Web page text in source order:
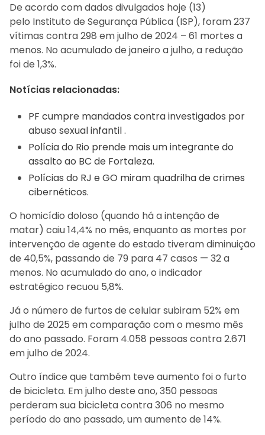
De acordo com dados divulgados hoje (13)
pelo Instituto de Segurança Pública (ISP), foram 237
vítimas contra 298 em julho de 2024 – 61 mortes a
menos. No acumulado de janeiro a julho, a redução
foi de 1,3%.
Notícias relacionadas:
PF cumpre mandados contra investigados por
abuso sexual infantil .
Polícia do Rio prende mais um integrante do
assalto ao BC de Fortaleza.
Polícias do RJ e GO miram quadrilha de crimes
cibernéticos.
O homicídio doloso (quando há a intenção de
matar) caiu 14,4% no mês, enquanto as mortes por
intervenção de agente do estado tiveram diminuição
de 40,5%, passando de 79 para 47 casos — 32 a
menos. No acumulado do ano, o indicador
estratégico recuou 5,8%.
Já o número de furtos de celular subiram 52% em
julho de 2025 em comparação com o mesmo mês
do ano passado. Foram 4.058 pessoas contra 2.671
em julho de 2024.
Outro índice que também teve aumento foi o furto
de bicicleta. Em julho deste ano, 350 pessoas
perderam sua bicicleta contra 306 no mesmo
período do ano passado, um aumento de 14%.